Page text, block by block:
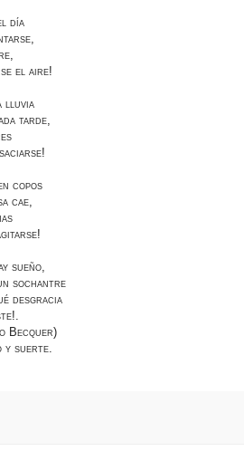
día
el aire!
lluvia
tarde,
copos
cae,
sueño,
sochantre
desgracia
Becquer)
y suerte.